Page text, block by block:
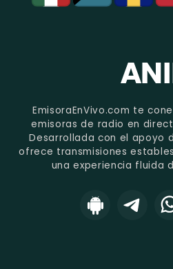
EmisoraEnVivo.com te
emisoras de radio en
Desarrollada con el apoyo
ofrece transmisiones
una experiencia fluida